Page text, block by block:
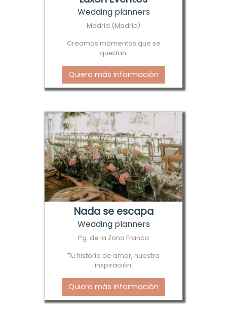
Wedding planners
Madrid (Madrid)
Creamos momentos que se
quedan.
Quiero más información
Nada se escapa
Wedding planners
Pg. de la Zona Franca
Tu historia de amor, nuestra
inspiración.
Quiero más información